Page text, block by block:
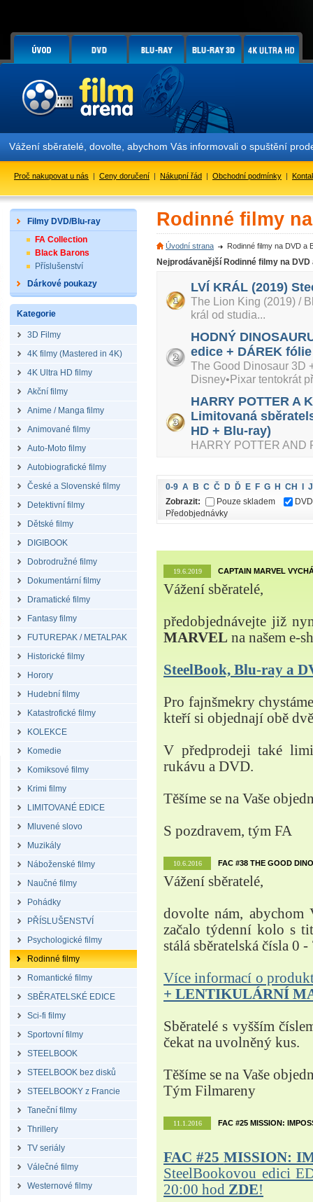
sběratelé, dovolte, abychom Vás informovali o spuštění
Proč nakupovat u nás | Ceny doručení | Nákupní řád | Obchodní podmínky |
Filmy DVD/Blu-ray
FA Collection
Black Barons
Příslušenství
Dárkové poukazy
Kategorie
3D Filmy
4K filmy (Mastered in 4K)
4K Ultra HD filmy
Akční filmy
Anime / Manga filmy
Animované filmy
Auto-Moto filmy
Autobiografické filmy
České a Slovenské filmy
Detektivní filmy
Dětské filmy
DIGIBOOK
Dobrodružné filmy
Dokumentární filmy
Dramatické filmy
Fantasy filmy
FUTUREPAK / METALPAK
Historické filmy
Horory
Hudební filmy
Katastrofické filmy
KOLEKCE
Komedie
Komiksové filmy
Krimi filmy
LIMITOVANÉ EDICE
Mluvené slovo
Muzikály
Náboženské filmy
Naučné filmy
Pohádky
PŘÍSLUŠENSTVÍ
Psychologické filmy
Rodinné filmy
Romantické filmy
SBĚRATELSKÉ EDICE
Sci-fi filmy
Sportovní filmy
STEELBOOK
STEELBOOK bez disků
STEELBOOKY z Francie
Taneční filmy
Thrillery
TV seriály
Válečné filmy
Westernové filmy
Rodinné filmy
Úvodní strana Rodinné filmy na DVD a
Nejprodávanější Rodinné filmy na DVD
LVÍ KRÁL (2019)
The Lion King (2019) /
král od studia...
HODNÝ
edice + DÁREK
The Good Dinosaur 3D
Disney•Pixar tentokrát
HARRY POTTER A
Limitovaná
HD + Blu-ray)
HARRY POTTER AND
0-9 A B C Č D Ď E F G H CH
J
Zobrazit:
Pouze skladem
DVD
Předobjednávky
19.6.2019 CAPTAIN MARVEL
Vážení sběratelé,
předobjednávejte již
MARVEL na našem e-
SteelBook, Blu-ray a
Pro fajnšmekry
kteří si objednají obě
V předprodeji také
rukávu a DVD.
Těšíme se na Vaše
S pozdravem, tým FA
10.6.2016 FAC #38 THE GOOD
Vážení sběratelé,
dovolte nám,
začalo týdenní kolo s
stálá sběratelská čísla 0 -
Více informací o
+ LENTIKULÁRNÍ
Sběratelé s vyšším
čekat na uvolněný kus.
Těšíme se na Vaše
Tým Filmareny
11.1.2016 FAC #25 MISSION:
FAC #25 MISSION:
SteelBookovou edici
20:00 hod ZDE!